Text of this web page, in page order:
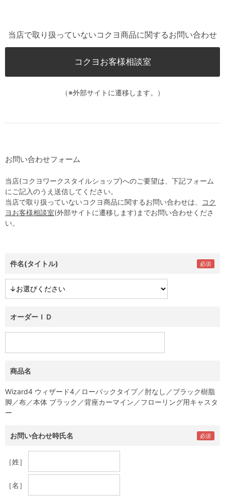
当店で取り扱っていないコクヨ商品に関するお問い合わせ
コクヨお客様相談室
（※外部サイトに遷移します。）
お問い合わせフォーム
当店(コクヨワークスタイルショップ)へのご要望は、下記フォーム
にご記入のうえ送信してください。
当店で取り扱っていないコクヨ商品に関するお問い合わせは、
コク
ヨお客様相談室(外部サイトに遷移します)までお問い合わせくださ
い。
件名(タイトル)
オーダーＩＤ
商品名
Wizard4 ウィザード4／ローバックタイプ／肘なし／ブラック樹脂
脚／布／本体 ブラック／背座カーマイン／フローリング用キャスタ
ー
お問い合わせ時氏名
［姓］
［名］